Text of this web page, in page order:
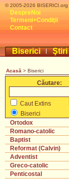
© 2005-2026 BISERICI.org
DespreNoi
Termeni+Condiţii
Contact
Biserici Ştiri
Acasă > Biserici
Căutare:
Caut Extins
Biserici
Ortodox
Romano-catolic
Baptist
Reformat (Calvin)
Adventist
Greco-catolic
Penticostal